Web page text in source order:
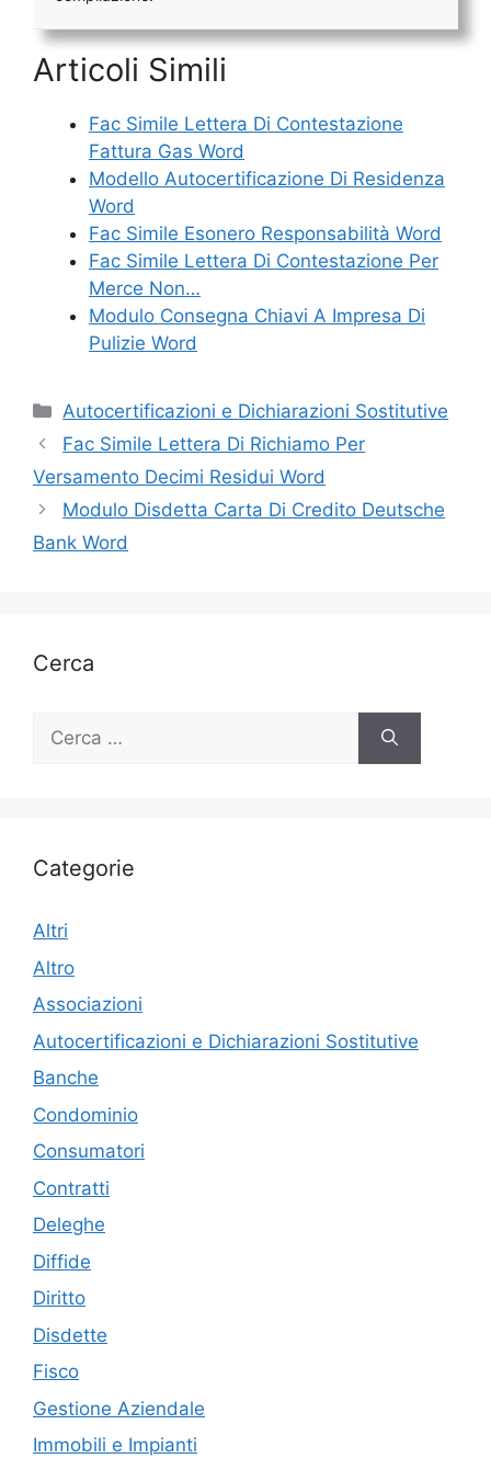
Articoli Simili
Fac Simile Lettera Di Contestazione
Fattura Gas Word
Modello Autocertificazione Di Residenza
Word
Fac Simile Esonero Responsabilità Word
Fac Simile Lettera Di Contestazione Per
Merce Non…
Modulo Consegna Chiavi A Impresa Di
Pulizie Word
Categorie
Autocertificazioni e Dichiarazioni Sostitutive
Fac Simile Lettera Di Richiamo Per
Versamento Decimi Residui Word
Modulo Disdetta Carta Di Credito Deutsche
Bank Word
Cerca
Ricerca
Categorie
Altri
Altro
Associazioni
Autocertificazioni e Dichiarazioni Sostitutive
Banche
Condominio
Consumatori
Contratti
Deleghe
Diffide
Diritto
Disdette
Fisco
Gestione Aziendale
Immobili e Impianti